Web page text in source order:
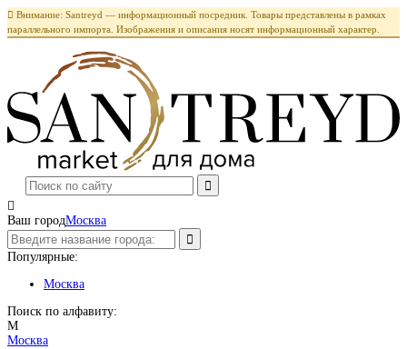
 Внимание: Santreyd — информационный посредник. Товары представлены в рамках
параллельного импорта. Изображения и описания носят информационный характер.

Ваш городМосква
Популярные:
Москва
Поиск по алфавиту:
М
Москва